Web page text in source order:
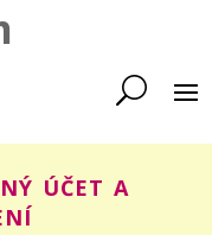
účet a